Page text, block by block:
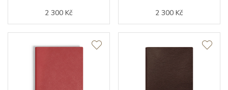
2 300 Kč 2 300 Kč